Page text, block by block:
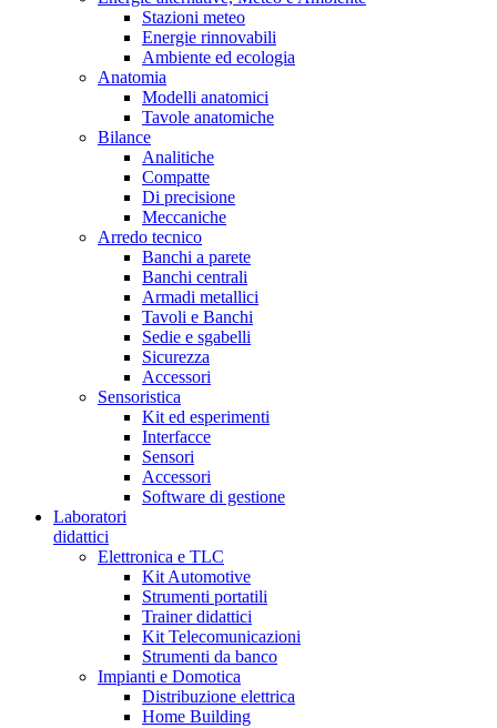
Stazioni meteo
Energie rinnovabili
Ambiente ed ecologia
Anatomia
Modelli anatomici
Tavole anatomiche
Bilance
Analitiche
Compatte
Di precisione
Meccaniche
Arredo tecnico
Banchi a parete
Banchi centrali
Armadi metallici
Tavoli e Banchi
Sedie e sgabelli
Sicurezza
Accessori
Sensoristica
Kit ed esperimenti
Interfacce
Sensori
Accessori
Software di gestione
Laboratori
didattici
Elettronica e TLC
Kit Automotive
Strumenti portatili
Trainer didattici
Kit Telecomunicazioni
Strumenti da banco
Impianti e Domotica
Distribuzione elettrica
Home Building